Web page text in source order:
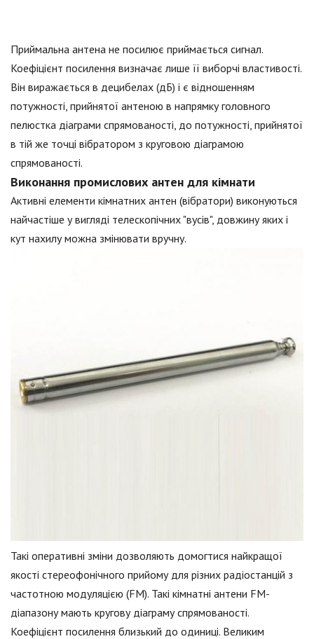
Приймальна антена не посилює приймається сигнал.
Коефіцієнт посилення визначає лише її виборчі властивості.
Він виражається в децибелах (дБ) і є відношенням
потужності, прийнятої антеною в напрямку головного
пелюстка діаграми спрямованості, до потужності, прийнятої
в тій же точці вібратором з круговою діаграмою
спрямованості.
Виконання промислових антен для кімнати
Активні елементи кімнатних антен (вібратори) виконуються
найчастіше у вигляді телескопічних "вусів", довжину яких і
кут нахилу можна змінювати вручну.
Такі оперативні зміни дозволяють домогтися найкращої
якості стереофонічного прийому для різних радіостанцій з
частотною модуляцією (FM). Такі кімнатні антени FM-
діапазону мають кругову діаграму спрямованості.
Коефіцієнт посилення близький до одиниці. Великим